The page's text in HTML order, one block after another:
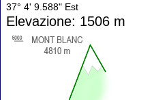
37° 4' 9.588" Est
Elevazione: 1506 m